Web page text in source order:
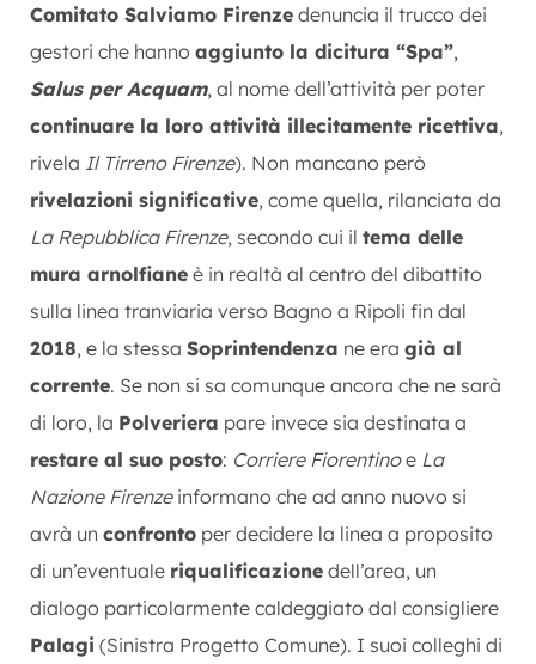
Comitato Salviamo Firenze denuncia il trucco dei
gestori che hanno aggiunto la dicitura “Spa”,
Salus per Acquam, al nome dell’attività per poter
continuare la loro attività illecitamente ricettiva,
rivela Il Tirreno Firenze). Non mancano però
rivelazioni significative, come quella, rilanciata da
La Repubblica Firenze, secondo cui il tema delle
mura arnolfiane è in realtà al centro del dibattito
sulla linea tranviaria verso Bagno a Ripoli fin dal
2018, e la stessa Soprintendenza ne era già al
corrente. Se non si sa comunque ancora che ne sarà
di loro, la Polveriera pare invece sia destinata a
restare al suo posto: Corriere Fiorentinoe La
Nazione Firenzeinformano che ad anno nuovo si
avrà un confronto per decidere la linea a proposito
di un’eventuale riqualificazione dell’area, un
dialogo particolarmente caldeggiato dal consigliere
Palagi (Sinistra Progetto Comune). I suoi colleghi di